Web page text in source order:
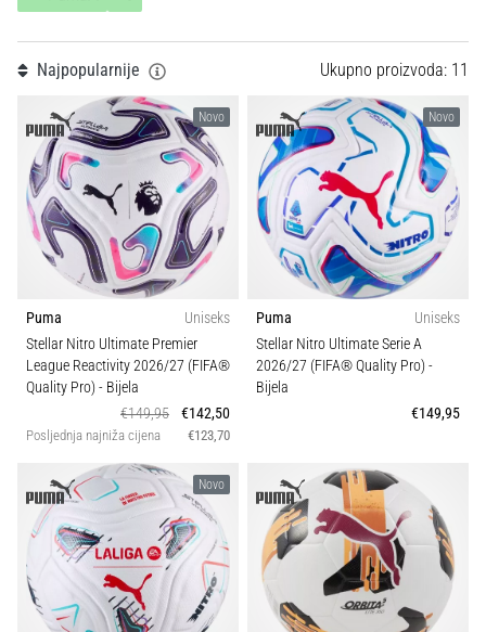
tisak
sportske
1. 7. 2025
•
1 min. čitanja
Play
Victories
Pripremi
se
ženski
2025
sa
službenim
dresovima
kopačkama
Nike,
Teamsales
Tip lopte
Sport
Svojstva
Težina (g)
Najpopularnije Ukupno proizvoda: 11
Novo
Puma
Uniseks
Stellar Nitro Ultimate Premier
League Reactivity 2026/27 (FIFA®
Quality Pro)- Bijela
€149,95
€142,50
Posljednja najniža cijena €123,70
Novo
Puma
Uniseks
Stellar Nitro Ultimate Serie A
2026/27 (FIFA® Quality Pro)-
Bijela
€149,95
Novo